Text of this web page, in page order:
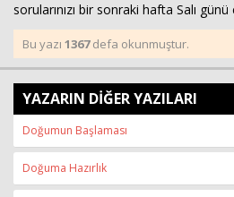
sorularınızı bir sonraki hafta Salı
Bu yazı 1367defa okunmuştur.
YAZARIN DİĞER YAZILARI
Doğumun Başlaması
Doğuma Hazırlık